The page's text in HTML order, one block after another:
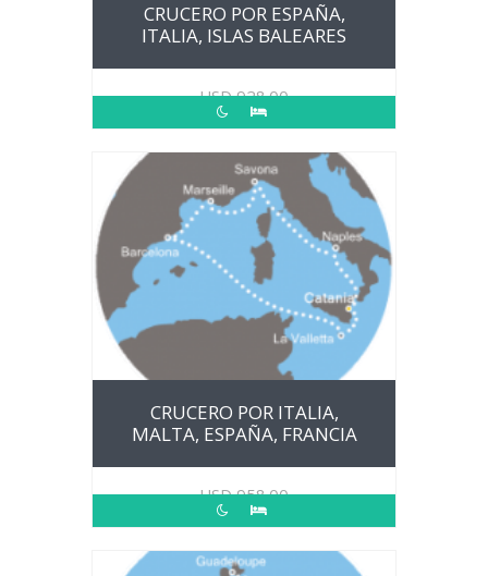
CRUCERO POR ESPAÑA,
ITALIA, ISLAS BALEARES
USD928.00
CRUCERO POR ITALIA,
MALTA, ESPAÑA, FRANCIA
USD958.00